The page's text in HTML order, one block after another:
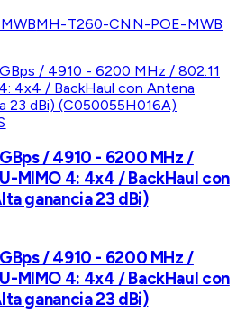
MH-T260-CNN-POE-MWB
/ 4910 - 6200 MHz /
MIMO 4: 4x4 / BackHaul con
ganancia 23 dBi)
/ 4910 - 6200 MHz /
MIMO 4: 4x4 / BackHaul con
ganancia 23 dBi)